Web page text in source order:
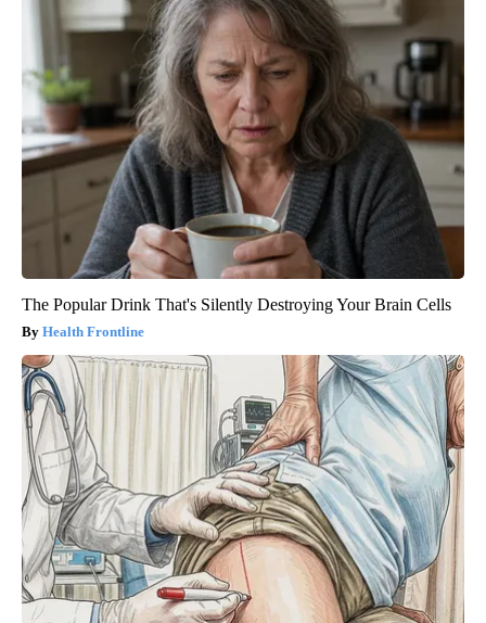
The Popular Drink That's Silently Destroying Your Brain Cells
Health Frontline